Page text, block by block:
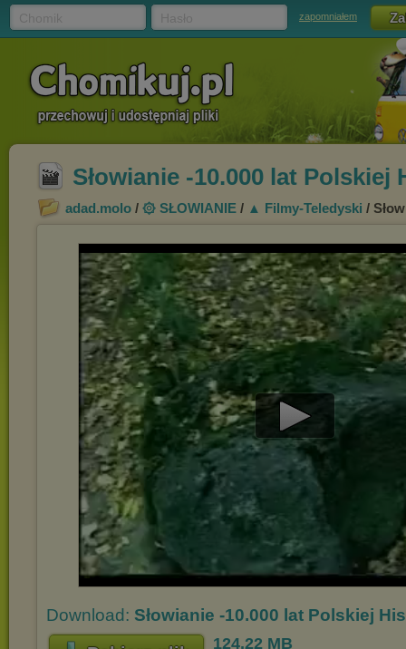
zapomniałem
Słowianie -10.000 lat
adad.molo / ۞ SŁOWIANIE / ▲ Filmy-Teledyski /
Play
Video
Download: Słowianie -10.000 lat Polskiej
124,22 MB